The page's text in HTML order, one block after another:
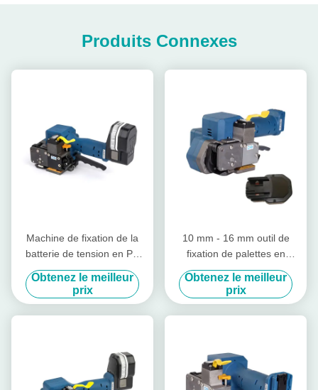
Produits Connexes
Machine de fixation de la
batterie de tension en PP
PET 3000N
Obtenez le meilleur
prix
10 mm - 16 mm outil de
fixation de palettes en
plastique à batterie manuelle
sans joint
Obtenez le meilleur
prix